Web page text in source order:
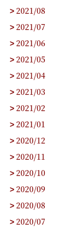
> 2021/08
> 2021/07
> 2021/06
> 2021/05
> 2021/04
> 2021/03
> 2021/02
> 2021/01
> 2020/12
> 2020/11
> 2020/10
> 2020/09
> 2020/08
> 2020/07